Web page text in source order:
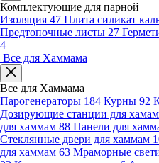
Комплектующие для парной
Изоляция 47 Плита силикат
Предтопочные листы 27
4
Все для Хаммама
Все для Хаммама
Парогенераторы 184 Курны 92
Дозирующие станции для
для хаммам 88 Панели для
Стеклянные двери для хаммам
для хаммам 63 Мраморные